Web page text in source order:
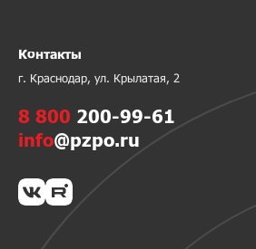
Контакты
г. Краснодар, ул. Крылатая, 2
8 800 200-99-61
info@pzpo.ru